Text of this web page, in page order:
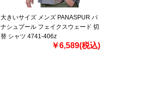
大きいサイズ メンズ PANASPUR パ
ナシュプール フェイクスウェード 切
替 シャツ 4741-406z
￥6,589(税込)